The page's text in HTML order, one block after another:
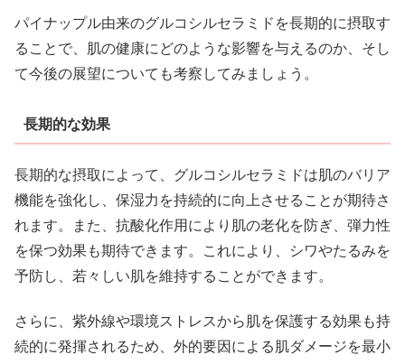
パイナップル由来のグルコシルセラミドを長期的に摂取す
ることで、肌の健康にどのような影響を与えるのか、そし
て今後の展望についても考察してみましょう。
長期的な効果
長期的な摂取によって、グルコシルセラミドは肌のバリア
機能を強化し、保湿力を持続的に向上させることが期待さ
れます。また、抗酸化作用により肌の老化を防ぎ、弾力性
を保つ効果も期待できます。これにより、シワやたるみを
予防し、若々しい肌を維持することができます。
さらに、紫外線や環境ストレスから肌を保護する効果も持
続的に発揮されるため、外的要因による肌ダメージを最小